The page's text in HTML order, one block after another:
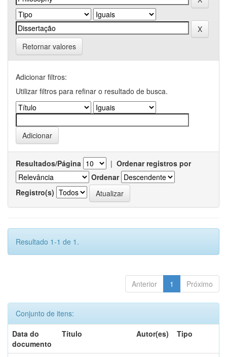
Retornar valores
Adicionar filtros:
Utilizar filtros para refinar o resultado de busca.
Resultados/Página | Ordenar registros por
Ordenar
Registro(s)
Resultado 1-1 de 1.
Anterior 1 Próximo
Conjunto de itens:
Data do
documento
Título Autor(es) Tipo